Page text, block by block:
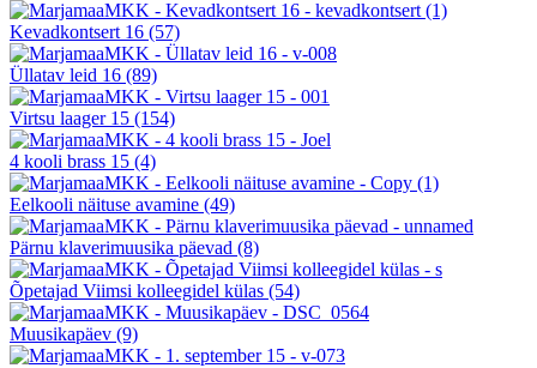
Kevadkontsert 16 (57)
Üllatav leid 16 (89)
Virtsu laager 15 (154)
4 kooli brass 15 (4)
Eelkooli näituse avamine (49)
Pärnu klaverimuusika päevad (8)
Õpetajad Viimsi kolleegidel külas (54)
Muusikapäev (9)